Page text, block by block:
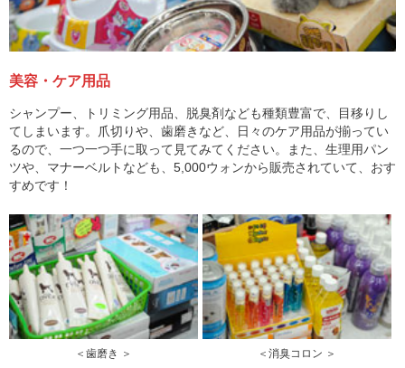
美容・ケア用品
シャンプー、トリミング用品、脱臭剤なども種類豊富で、目移りし
てしまいます。爪切りや、歯磨きなど、日々のケア用品が揃ってい
るので、一つ一つ手に取って見てみてください。また、生理用パン
ツや、マナーベルトなども、5,000ウォンから販売されていて、おす
すめです！
＜歯磨き ＞ ＜消臭コロン ＞